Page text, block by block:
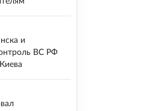
и
ВС РФ